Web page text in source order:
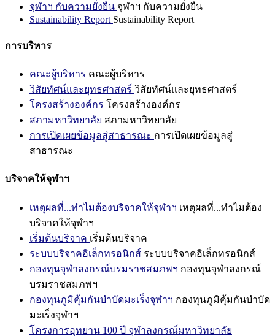
จุฬาฯ กับความยั่งยืน จุฬาฯ กับความยั่งยืน
Sustainability Report Sustainability Report
การบริหาร
คณะผู้บริหาร คณะผู้บริหาร
วิสัยทัศน์และยุทธศาสตร์ วิสัยทัศน์และยุทธศาสตร์
โครงสร้างองค์กร โครงสร้างองค์กร
สภามหาวิทยาลัย สภามหาวิทยาลัย
การเปิดเผยข้อมูลสู่สาธารณะ การเปิดเผยข้อมูลสู่
สาธารณะ
บริจาคให้จุฬาฯ
เหตุผลที่...ทำไมต้องบริจาคให้จุฬาฯ เหตุผลที่...ทำไมต้อง
บริจาคให้จุฬาฯ
เริ่มต้นบริจาค เริ่มต้นบริจาค
ระบบบริจาคอิเล็กทรอนิกส์ ระบบบริจาคอิเล็กทรอนิกส์
กองทุนจุฬาลงกรณ์บรมราชสมภพฯ กองทุนจุฬาลงกรณ์
บรมราชสมภพฯ
กองทุนภูมิคุ้มกันบำบัดมะเร็งจุฬาฯ กองทุนภูมิคุ้มกันบำบัด
มะเร็งจุฬาฯ
โครงการอุทยาน 100 ปี จุฬาลงกรณ์มหาวิทยาลัย